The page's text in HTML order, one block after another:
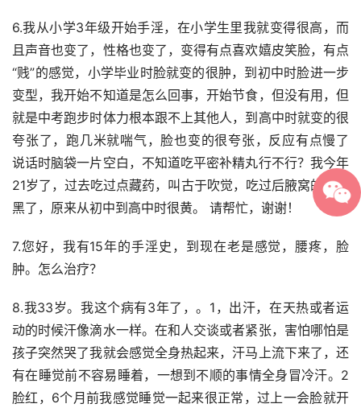
6.我从小学3年级开始手淫，在小学生里我就变得很高，而
且声音也变了，性格也变了，变得有点喜欢嬉皮笑脸，有点
“贱”的感觉，小学毕业时脸就变的很肿，到初中时脸进一步
变型，我开始不知道是怎么回事，开始节食，但没有用，但
就是中考跑步时体力根本跟不上其他人，到高中时就变的很
夸张了，跑几米就喘气，脸也变的很夸张，反应有点慢了
说话时脑袋一片空白，不知道吃平密补精丸行不行？我今年
21岁了，过去吃过点藏药，叫古于吹觉，吃过后腋窝的毛变
黑了，原来从初中到高中时很黄。 请帮忙，谢谢！
7.您好，我有15年的手淫史，到现在老是感觉，腰疼，脸
肿。怎么治疗？
8.我33岁。我这个病有3年了，。1，出汗，在天热或者运
动的时候汗像滴水一样。在和人交谈或者紧张，害怕哪怕是
孩子突然哭了我就会感觉全身热起来，汗马上流下来了，还
有在睡觉前不容易睡着，一想到不顺的事情全身冒冷汗。2
脸红，6个月前我感觉睡觉一起来很正常，过上一会脸就开